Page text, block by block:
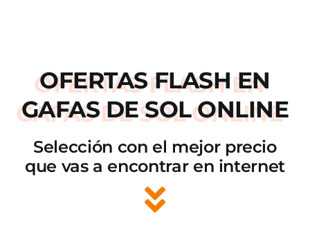
OFERTAS FLASH EN
GAFAS DE SOL ONLINE
Selección con el mejor precio
que vas a encontrar en internet